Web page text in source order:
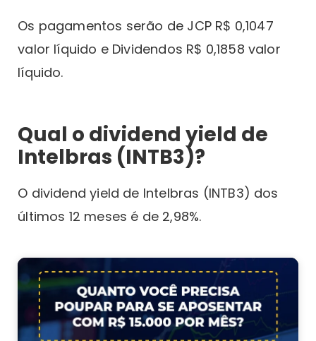
Os pagamentos serão de JCP R$ 0,1047
valor líquido e Dividendos R$ 0,1858 valor
líquido.
Qual o dividend yield de
Intelbras (INTB3)?
O dividend yield de Intelbras (INTB3) dos
últimos 12 meses é de 2,98%.